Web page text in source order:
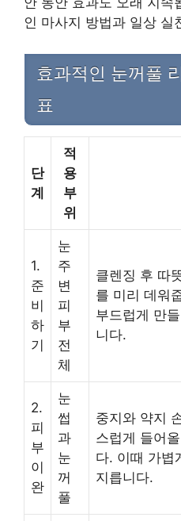
인 마사지 방법과 일상 실
효과적인 눈꺼풀
표
단
계
적
용
부
위
1.
준
비
하
기
눈
주
변
피
부
전
체
클렌징 후 따
를 미리 데워
부드럽게 만
니다.
2.
피
부
이
완
눈
썹
과
눈
꺼
풀
중지와 약지
스럽게 들어
다. 이때 가볍
지릅니다.